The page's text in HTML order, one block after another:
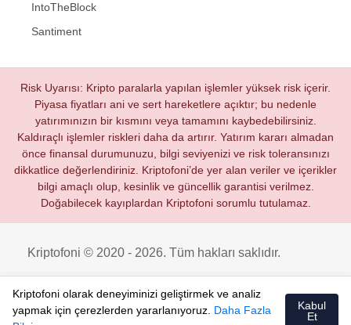
IntoTheBlock
Santiment
Risk Uyarısı: Kripto paralarla yapılan işlemler yüksek risk içerir.
Piyasa fiyatları ani ve sert hareketlere açıktır; bu nedenle
yatırımınızın bir kısmını veya tamamını kaybedebilirsiniz.
Kaldıraçlı işlemler riskleri daha da artırır. Yatırım kararı almadan
önce finansal durumunuzu, bilgi seviyenizi ve risk toleransınızı
dikkatlice değerlendiriniz. Kriptofoni’de yer alan veriler ve içerikler
bilgi amaçlı olup, kesinlik ve güncellik garantisi verilmez.
Doğabilecek kayıplardan Kriptofoni sorumlu tutulamaz.
Kriptofoni © 2020 - 2026. Tüm hakları saklıdır.
Kriptofoni olarak deneyiminizi geliştirmek ve analiz
yapmak için çerezlerden yararlanıyoruz. Daha Fazla
Kabul
Et